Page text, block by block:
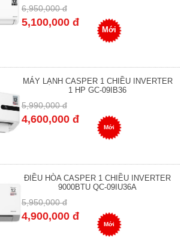
6,950,000 đ
5,100,000 đ
Mới
MÁY LẠNH CASPER 1 CHIỀU INVERTER
1 HP GC-09IB36
5,990,000 đ
4,600,000 đ
Mới
ĐIỀU HÒA CASPER 1 CHIỀU INVERTER
9000BTU QC-09IU36A
5,950,000 đ
4,900,000 đ
Mới